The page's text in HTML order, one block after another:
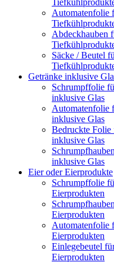
Automatenfolie
Abdeckhauben
Säcke / Beutel
Getränke inklusive
Schrumpffolie
inklusive Glas
Automatenfolie
inklusive Glas
Bedruckte Folie
inklusive Glas
inklusive Glas
Eier oder Eierprodukte
Schrumpffolie
Eierprodukten
Eierprodukten
Automatenfolie
Eierprodukten
Einlegebeutel
Eierprodukten